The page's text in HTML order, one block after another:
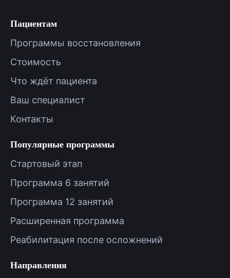
Пациентам
Программы восстановления
Стоимость
Что ждёт пациента
Ваш специалист
Контакты
Популярные программы
Стартовый этап
Программа 6 занятий
Программа 12 занятий
Расширенная программа
Реабилитация после осложнений
Направления